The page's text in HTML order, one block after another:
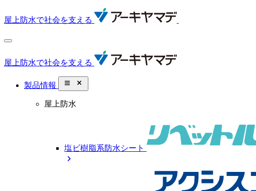
屋上防水で社会を支える
屋上防水で社会を支える
製品情報 close_small
屋上防水
塩ビ樹脂系防水シート
chevron_right